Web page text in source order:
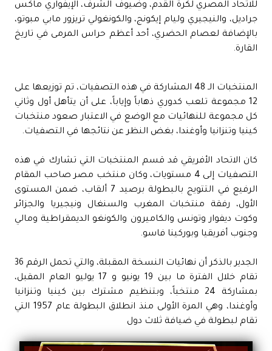
للاتحاد المصري لكرة القدم، وضيوف الشرف، الإيفواري ماكس
جراديل، والنيجيري وليام إيكونج، والكونغولي تريزور مابي مبوتو،
بالإضافة لعصام الحضري، أحد أعظم حراس المرمى في تاريخ
القارة.
المنتخبات الـ 48 المشاركة في هذه التصفيات، تم توزيعها على
12 مجموعة تلعب كدوري ذهاباً وإياباً، على أن يتأهل أول وثاني
كل مجموعة للنهائيات مع الوضع في الاعتبار صعود منتخبات
كينيا وتنزانيا وأوغندا، بغض النظر عن نتائجها في التصفيات.
كان الاتحاد الأفريقي قد قسم المنتخبات التي تشارك في هذه
التصفيات إلى 4 مستويات، وكان منتخب مصر صاحب المقام
الرفيع في التتويج بالبطولة برصيد 7 ألقاب، ضمن المستوى
الأول، رفقة منتخبات المغرب والسنغال ونيجيريا والجزائر
وكوت ديفوار وتونس والكاميرون والكونغو الديمقراطية ومالي
وجنوب أفريقيا وبوركينا فاسو.
الجدير بالذكر أن نهائيات النسخة المقبلة، والتي تحمل الرقم 36
تقام خلال الفترة ما بين 19 يونيو و 17 يوليو العام المقبل،
بمشاركة 24 منتخباً، وبتنظيم مشترك بين كينيا وتنزانيا
وأوغندا، وهي المرة الأولى منذ انطلاق البطولة عام 1957 التي
تقام لبطولة في ضيافة ثلاث دول